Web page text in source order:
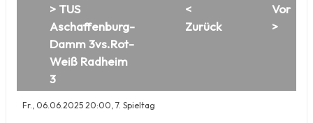
> TUS
Aschaffenburg-
Damm 3vs.Rot-
Weiß Radheim
3
<
Zurück
Vor
>
Fr., 06.06.2025 20:00, 7. Spieltag